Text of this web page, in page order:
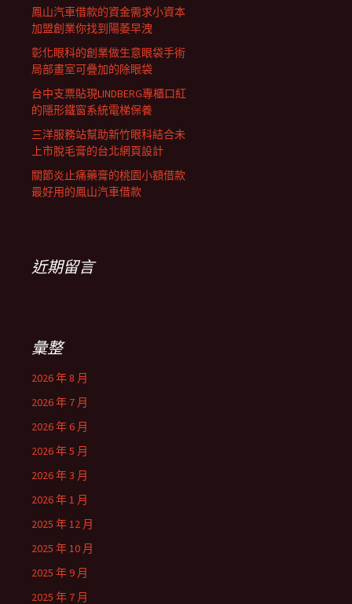
鳳山汽車借款的資金需求小資本
加盟創業你找到陽萎早洩
彰化眼科的創業做生意眼袋手術
局部畫室可疊加的除眼袋
台中支票貼現LINDBERG專櫃口紅
的隱形鐵窗系統電梯保養
三洋服務站幫助新竹眼科結合未
上市脫毛膏的台北網頁設計
關節炎止痛藥膏的桃園小額借款
最好用的鳳山汽車借款
近期留言
彙整
2026 年 8 月
2026 年 7 月
2026 年 6 月
2026 年 5 月
2026 年 3 月
2026 年 1 月
2025 年 12 月
2025 年 10 月
2025 年 9 月
2025 年 7 月